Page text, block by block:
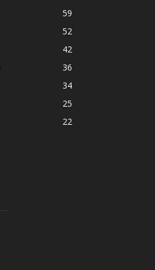
59
52
42
36
34
25
22